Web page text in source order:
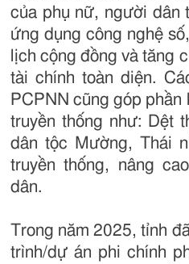
của phụ nữ, người dân
ứng dụng công nghệ
lịch cộng đồng và tăng
tài chính toàn diện.
PCPNN cũng góp phần
truyền thống như: Dệt
dân tộc Mường, Thái
truyền thống, nâng
dân.
Trong năm 2025, tỉnh
trình/dự án phi chính